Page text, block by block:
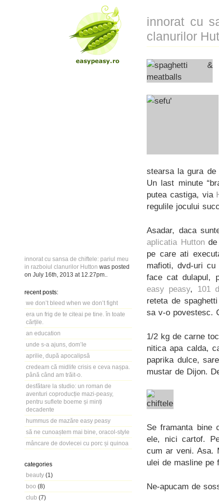
innorat cu sansa de chiftele: pariul meu
in razboiul clanurilor Hutton was posted
on July 16th, 2013 at 12.27pm
recent posts:
we don’t bleed when we don’t fight
era un frig de te citeai pe tine. în toate
cărțile.
an education
unde s-a ajuns, dom’le
aprilie, după apocalipsă
credeam că midlife crisis e ceva nașpa.
până când am trăit-o.
desfătare la studio: un roman de
aventuri coproducție mazi-peasy,
pentru suflete boeme și minți
decadente
hummus de mazăre easy peasy
să ne cunoaștem mai bine, oracol-style
mâncare de dovlecei cu porc și quinoa
categories
beauty (1)
boo (8)
club (7)
innorat cu
clanurilor
stearsa la gura
Un last minute
putea castiga, via
regulile jocului
Asadar, daca
aplicatia Huttonde
pe care ati
mafioti, dvd-uri
face cat dulapul,
easy peasy, 101
reteta de
sa v-o povestesc.
1/2 kg de carne
nitica apa calda,
paprika dulce,
mustar de Dijon.
Se framanta bine
ele, nici cartof.
cum ar veni. Asa.
ulei de masline pe
Ne-apucam de